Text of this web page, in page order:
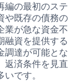
編の最初のステ
や既存の債務の
業が急な資金不
融資を提供する
調達が可能とな
返済条件を見直
です。